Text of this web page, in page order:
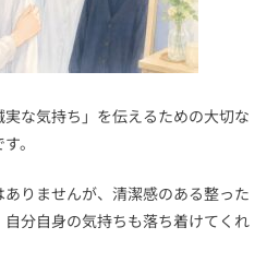
な気持ち」を伝えるための大切な
。
りませんが、清潔感のある整った
分自身の気持ちも落ち着けてくれ